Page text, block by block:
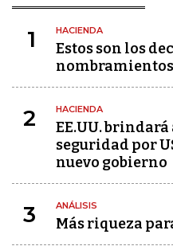
1 HACIENDA
Estos son los
2 HACIENDA
EE.UU.
seguridad por
nuevo gobierno
3 ANÁLISIS
Más riqueza